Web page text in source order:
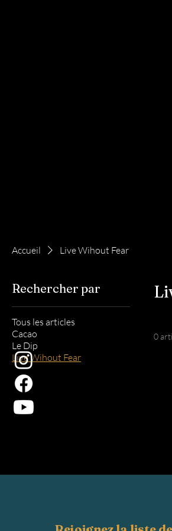
Accueil Live Wihout Fear
Rechercher par
Tous les articles
Cacao
Le Dip
Live Wihout Fear
0